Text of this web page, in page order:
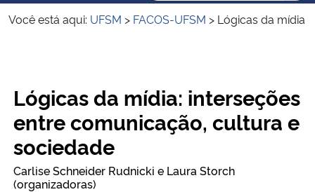
Ministério das Relações Exteriores
Ministério da Infraestrutura
Ministério da Agricultura, Pecuária e Abastecimento
Você está aqui: UFSM > FACOS-UFSM > Lógicas da mídia
Lógicas da mídia: interseções
entre comunicação, cultura e
sociedade
Carlise Schneider Rudnicki e Laura Storch
(organizadoras)